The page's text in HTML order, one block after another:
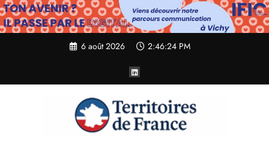
Aller
au
contenu
6 août 2026 2:46:26 PM